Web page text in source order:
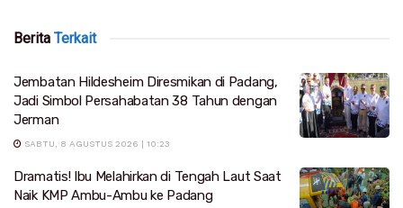
Berita Terkait
Jembatan Hildesheim Diresmikan di Padang,
Jadi Simbol Persahabatan 38 Tahun dengan
Jerman
SABTU, 8 AGUSTUS 2026 | 10:23
Dramatis! Ibu Melahirkan di Tengah Laut Saat
Naik KMP Ambu-Ambu ke Padang